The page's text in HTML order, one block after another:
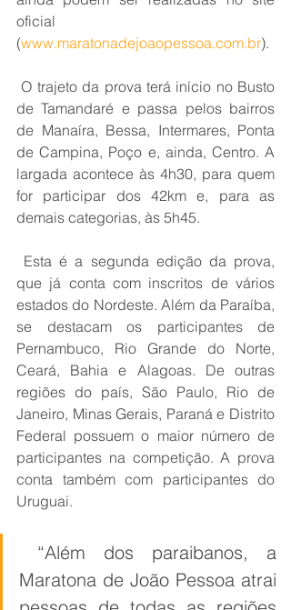
oficial
(www.maratonadejoaopessoa.com.br).
O trajeto da prova terá início no Busto
de Tamandaré e passa pelos bairros
de Manaíra, Bessa, Intermares, Ponta
de Campina, Poço e, ainda, Centro. A
largada acontece às 4h30, para quem
for participar dos 42km e, para as
demais categorias, às 5h45.
Esta é a segunda edição da prova,
que já conta com inscritos de vários
estados do Nordeste. Além da Paraíba,
se destacam os participantes de
Pernambuco, Rio Grande do Norte,
Ceará, Bahia e Alagoas. De outras
regiões do país, São Paulo, Rio de
Janeiro, Minas Gerais, Paraná e Distrito
Federal possuem o maior número de
participantes na competição. A prova
conta também com participantes do
Uruguai.
“Além dos paraibanos, a
Maratona de João Pessoa atrai